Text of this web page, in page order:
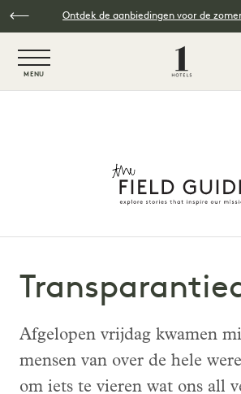
Overslaan naar hoofdinhoud
Ontdek de aanbiedingen voor de
MENU
Afgelopen vrijdag kwamen
mensen van over de hele
om iets te vieren wat ons all